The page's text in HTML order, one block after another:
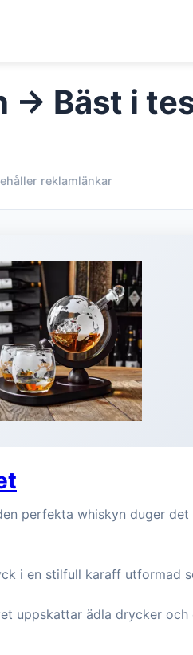
→ Bäst i
reklamlänkar
perfekta whiskyn duger
i en stilfull karaff utformad
uppskattar ädla drycker och